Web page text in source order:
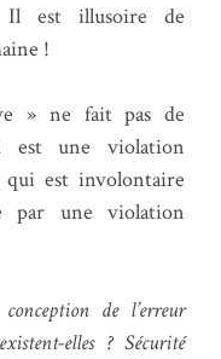
Il est illusoire de
!
» ne fait pas de
est une violation
qui est involontaire
par une violation
de l’erreur
elles ? Sécurité